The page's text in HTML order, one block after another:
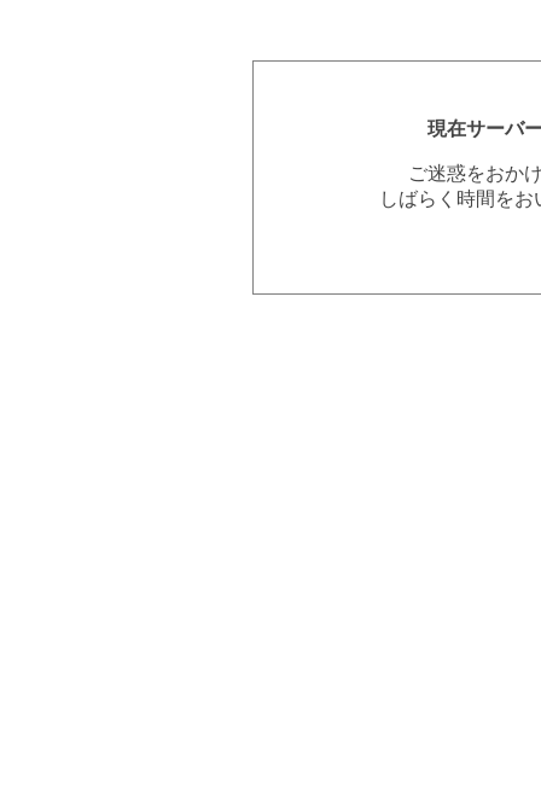
現在サーバ
ご迷惑をおか
しばらく時間を